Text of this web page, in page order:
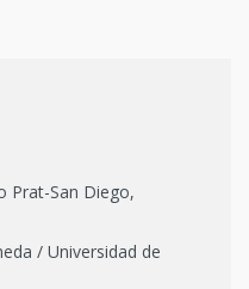
Prat-San Diego,
/ Universidad de